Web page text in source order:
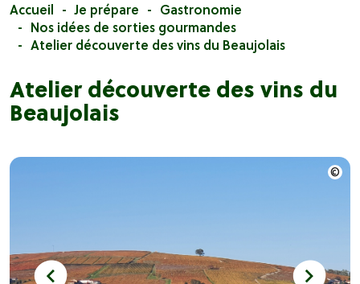
Accueil Je prépare
Gastronomie
Nos idées de sorties gourmandes
Atelier découverte des vins du Beaujolais
Atelier découverte des vins du
Beaujolais